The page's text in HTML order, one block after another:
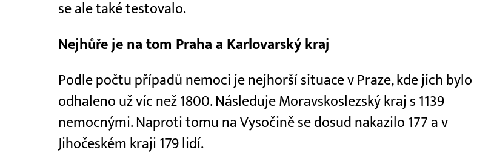
se ale také testovalo.
Nejhůře je na tom Praha a Karlovarský kraj
Podle počtu případů nemoci je nejhorší situace v Praze, kde jich bylo
odhaleno už víc než 1800. Následuje Moravskoslezský kraj s 1139
nemocnými. Naproti tomu na Vysočině se dosud nakazilo 177 a v
Jihočeském kraji 179 lidí.